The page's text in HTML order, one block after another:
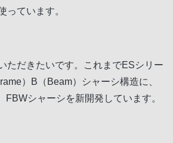
っています。
ただきたいです。これまでESシリー
）B（Beam）シャーシ構造に、
FBWシャーシを新開発しています。